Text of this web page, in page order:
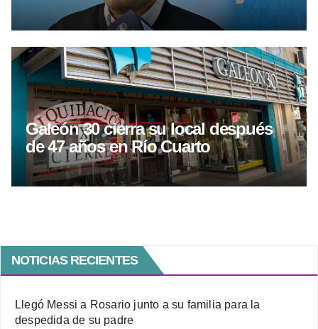
Río Cuarto
Galeón 30 cierra su local después
de 47 años en Río Cuarto
NOTICIAS RECIENTES
Llegó Messi a Rosario junto a su familia para la
despedida de su padre